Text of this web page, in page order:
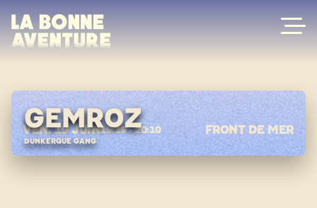
content
GEMROZ
DUNKERQUE GANG
VEN. 19 JUIN19:25 › 20:10 FRONT DE MER